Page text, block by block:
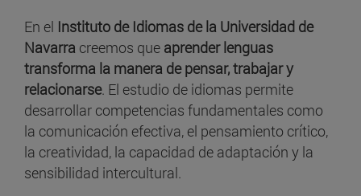
En el Instituto de Idiomas de la Universidad de
Navarra creemos que aprender lenguas
transforma la manera de pensar, trabajar y
relacionarse. El estudio de idiomas permite
desarrollar competencias fundamentales como
la comunicación efectiva, el pensamiento crítico,
la creatividad, la capacidad de adaptación y la
sensibilidad intercultural.